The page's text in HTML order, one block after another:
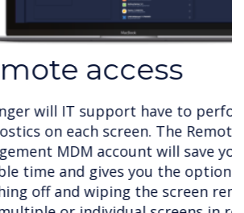
access
support have to perform
screen. The Remote
account will save your team
gives you the option of
wiping the screen remotely.